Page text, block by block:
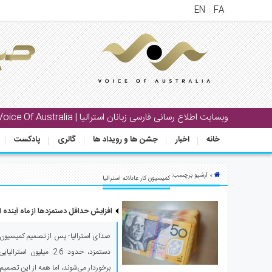
FA
EN
وبسایت اطلاع رسانی فارسی زبانان استرالیا | Voice Of Australia
خانه اخبار جشن ها و رویداد ها گالری پادکست
منوی
اصلی
خانه
جشن
و
» آرشیو برچسب:کمیسیون کار عادلانه استرالیا
افزایش حداقل دستمزدها از ماه
صدای استرالیا- پس از تصمیم کمیسیون
دستمزد، حدود 2.6
برخوردار می‌شوند، اما همه از این